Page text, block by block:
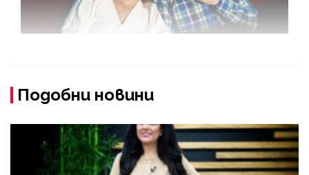
Подобни новини